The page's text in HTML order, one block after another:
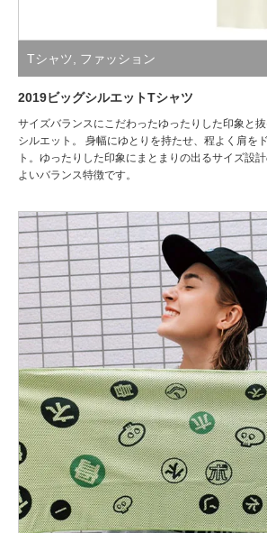
Tシャツ ファッション
2019ビッグシルエットTシャツ
サイズバランスにこだわったゆったりした印象と
シルエット。 身幅にゆとりを持たせ、程よく肩を
ト。ゆったりした印象にまとまりの出るサイズ設
よいバランス特徴です。